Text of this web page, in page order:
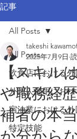
記事
All Posts
飲食店における
外国人雇用にお
宿泊業における
特定技能
All Posts
【スキル
や職務経
補者の本
takeshi
2025年7月9日